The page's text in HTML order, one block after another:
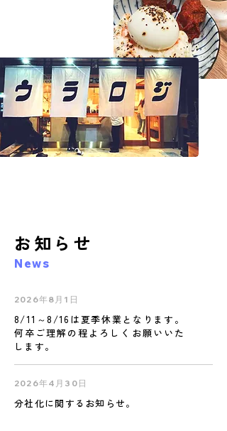
お知らせ
News
2026年8月1日
8/11～8/16は夏季休業となります。
何卒ご理解の程よろしくお願いいた
します。
2026年4月30日
分社化に関するお知らせ。